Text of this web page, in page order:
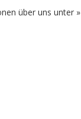
über uns unter »